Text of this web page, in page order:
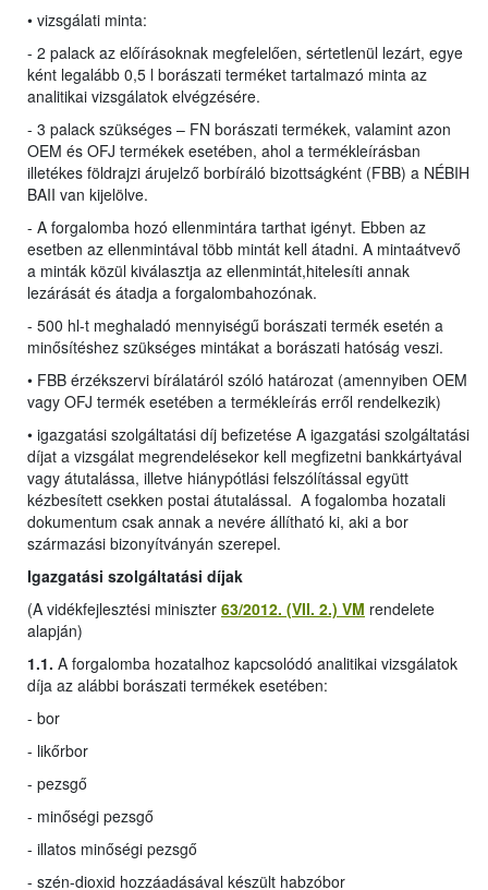
• vizsgálati minta:
- 2 palack az előírásoknak megfelelően, sértetlenül lezárt, egye
ként legalább 0,5 l borászati terméket tartalmazó minta az
analitikai vizsgálatok elvégzésére.
- 3 palack szükséges – FN borászati termékek, valamint azon
OEM és OFJ termékek esetében, ahol a termékleírásban
illetékes földrajzi árujelző borbíráló bizottságként (FBB) a NÉBIH
BAII van kijelölve.
- A forgalomba hozó ellenmintára tarthat igényt. Ebben az
esetben az ellenmintával több mintát kell átadni. A mintaátvevő
a minták közül kiválasztja az ellenmintát,hitelesíti annak
lezárását és átadja a forgalombahozónak.
- 500 hl-t meghaladó mennyiségű borászati termék esetén a
minősítéshez szükséges mintákat a borászati hatóság veszi.
• FBB érzékszervi bírálatáról szóló határozat (amennyiben OEM
vagy OFJ termék esetében a termékleírás erről rendelkezik)
• igazgatási szolgáltatási díj befizetése A igazgatási szolgáltatási
díjat a vizsgálat megrendelésekor kell megfizetni bankkártyával
vagy átutalássa, illetve hiánypótlási felszólítással együtt
kézbesített csekken postai átutalással. A fogalomba hozatali
dokumentum csak annak a nevére állítható ki, aki a bor
származási bizonyítványán szerepel.
Igazgatási szolgáltatási díjak
(A vidékfejlesztési miniszter 63/2012. (VII. 2.) VM rendelete
alapján)
1.1. A forgalomba hozatalhoz kapcsolódó analitikai vizsgálatok
díja az alábbi borászati termékek esetében:
- bor
- likőrbor
- pezsgő
- minőségi pezsgő
- illatos minőségi pezsgő
- szén-dioxid hozzáadásával készült habzóbor